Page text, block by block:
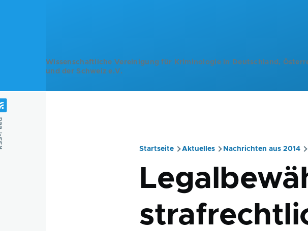
Wissenschaftliche Vereinigung für Kriminologie in Deutschland,
und der Schweiz e.V.
Startseite Aktuelles Nachrichten aus 2014